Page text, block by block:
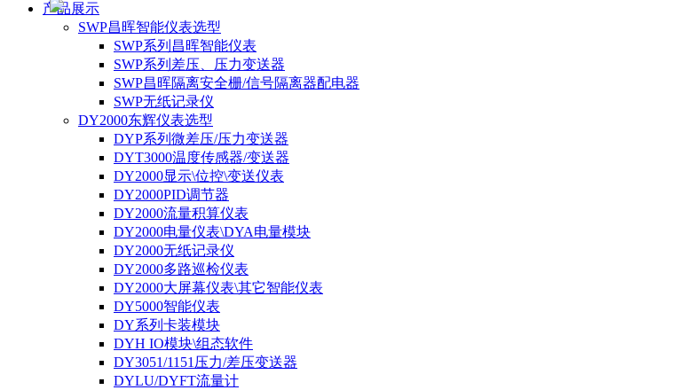
产品展示
SWP昌晖智能仪表选型
SWP系列昌晖智能仪表
SWP系列差压、压力变送器
SWP昌晖隔离安全栅/信号隔离器配电器
SWP无纸记录仪
DY2000东辉仪表选型
DYP系列微差压/压力变送器
DYT3000温度传感器/变送器
DY2000显示\位控\变送仪表
DY2000PID调节器
DY2000流量积算仪表
DY2000电量仪表\DYA电量模块
DY2000无纸记录仪
DY2000多路巡检仪表
DY2000大屏幕仪表\其它智能仪表
DY5000智能仪表
DY系列卡装模块
DYH IO模块\组态软件
DY3051/1151压力/差压变送器
DYLU/DYFT流量计